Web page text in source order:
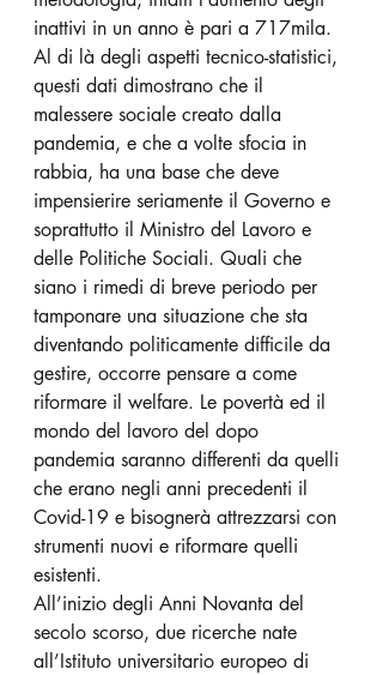
inattivi in un anno è pari a 717mila.
Al di là degli aspetti tecnico-statistici,
questi dati dimostrano che il
malessere sociale creato dalla
pandemia, e che a volte sfocia in
rabbia, ha una base che deve
impensierire seriamente il Governo e
soprattutto il Ministro del Lavoro e
delle Politiche Sociali. Quali che
siano i rimedi di breve periodo per
tamponare una situazione che sta
diventando politicamente difficile da
gestire, occorre pensare a come
riformare il welfare. Le povertà ed il
mondo del lavoro del dopo
pandemia saranno differenti da quelli
che erano negli anni precedenti il
Covid-19 e bisognerà attrezzarsi con
strumenti nuovi e riformare quelli
esistenti.
All’inizio degli Anni Novanta del
secolo scorso, due ricerche nate
all’Istituto universitario europeo di